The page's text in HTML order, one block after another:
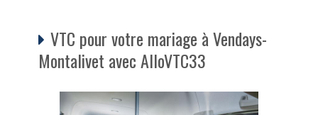
VTC pour votre mariage à Vendays-
Montalivet avec AlloVTC33